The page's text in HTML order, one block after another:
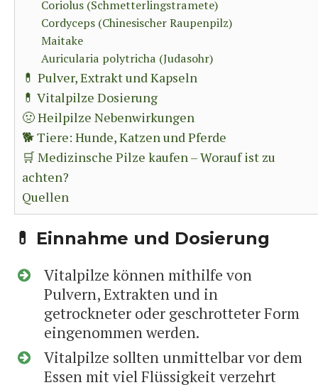
Coriolus (Schmetterlingstramete)
Cordyceps (Chinesischer Raupenpilz)
Maitake
Auricularia polytricha (Judasohr)
💊 Pulver, Extrakt und Kapseln
💊 Vitalpilze Dosierung
🤢 Heilpilze Nebenwirkungen
🐕 Tiere: Hunde, Katzen und Pferde
🛒 Medizinsche Pilze kaufen – Worauf ist zu
achten?
Quellen
💊 Einnahme und Dosierung
Vitalpilze können mithilfe von
Pulvern, Extrakten und in
getrockneter oder geschrotteter Form
eingenommen werden.
Vitalpilze sollten unmittelbar vor dem
Essen mit viel Flüssigkeit verzehrt